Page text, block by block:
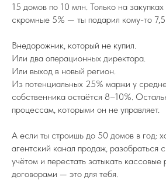
15 домов по 10 млн. Только на
скромные 5% — ты подарил кому-то 7,5
Внедорожник, который не купил.
Или два операционных директора.
Или выход в новый регион.
Из потенциальных 25% маржи у
собственника остаётся 8–10%.
процессам, которыми он не управляет.
А если ты строишь до 50 домов в год:
агентский канал продаж, разобраться
учётом и перестать затыкать
договорами — это для тебя.